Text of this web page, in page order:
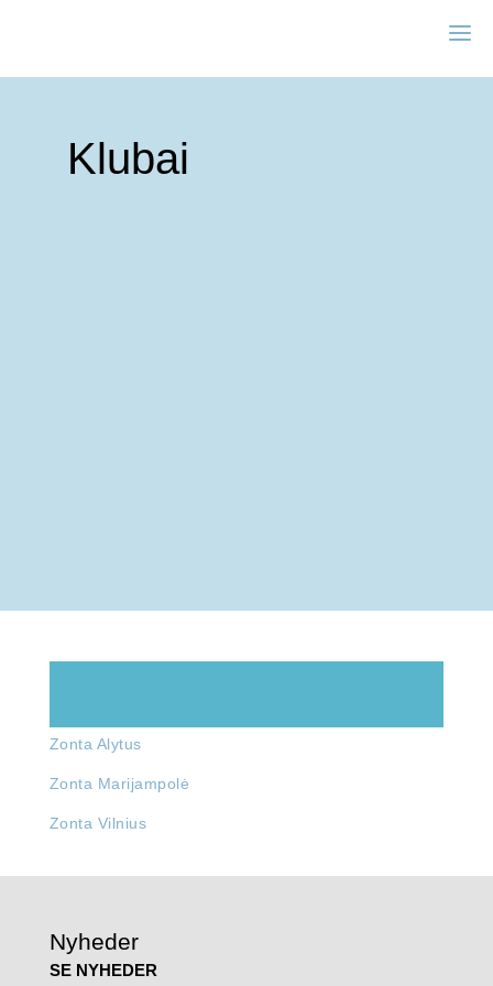
Klubai
Zonta Alytus
Zonta Marijampolė
Zonta Vilnius
Nyheder
SE NYHEDER